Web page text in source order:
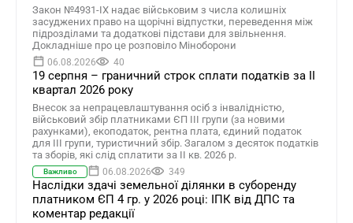
Закон №4931-ІХ надає військовим з числа колишніх
засуджених право на щорічні відпустки, переведення між
підрозділами та додаткові підстави для звільнення.
Докладніше про це розповіло Міноборони
06.08.2026 40
19 серпня – граничний строк сплати податків за ІI
квартал 2026 року
Внесок за непрацевлаштування осіб з інвалідністю,
військовий збір платниками ЄП ІІІ групи (за новими
рахунками), екоподаток, рентна плата, єдиний податок
для III групи, туристичний збір. Загалом з десяток податків
та зборів, які слід сплатити за ІI кв. 2026 р.
Важливо 06.08.2026 349
Наслідки здачі земельної ділянки в суборенду
платником ЄП 4 гр. у 2026 році: ІПК від ДПС та
коментар редакції